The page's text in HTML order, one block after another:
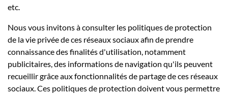
etc.
Nous vous invitons à consulter les politiques de protection
de la vie privée de ces réseaux sociaux afin de prendre
connaissance des finalités d'utilisation, notamment
publicitaires, des informations de navigation qu'ils peuvent
recueillir grâce aux fonctionnalités de partage de ces réseaux
sociaux. Ces politiques de protection doivent vous permettre